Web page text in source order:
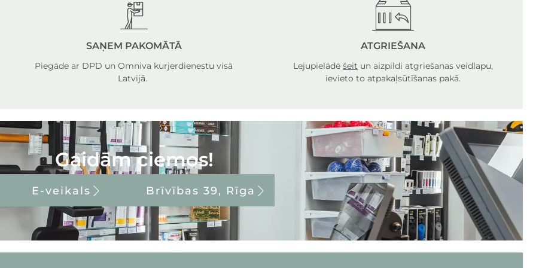
SAŅEM PAKOMĀTĀ
Piegāde ar DPD un Omniva kurjerdienestu visā
Latvijā.
ATGRIEŠANA
Lejupielādēšeit un aizpildi atgriešanas veidlapu,
ievieto to atpakaļsūtīšanas pakā.
Gaidām ciemos!
E-veikals Brīvības 39, Rīga